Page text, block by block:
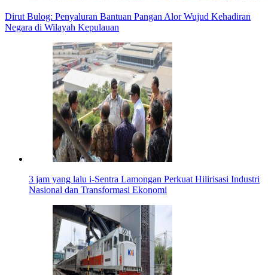
Dirut Bulog: Penyaluran Bantuan Pangan Alor Wujud Kehadiran
Negara di Wilayah Kepulauan
3 jam yang lalu i-Sentra Lamongan Perkuat Hilirisasi Industri
Nasional dan Transformasi Ekonomi